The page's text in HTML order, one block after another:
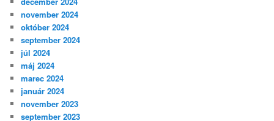
november 2024
október 2024
september 2024
júl 2024
máj 2024
marec 2024
január 2024
november 2023
september 2023